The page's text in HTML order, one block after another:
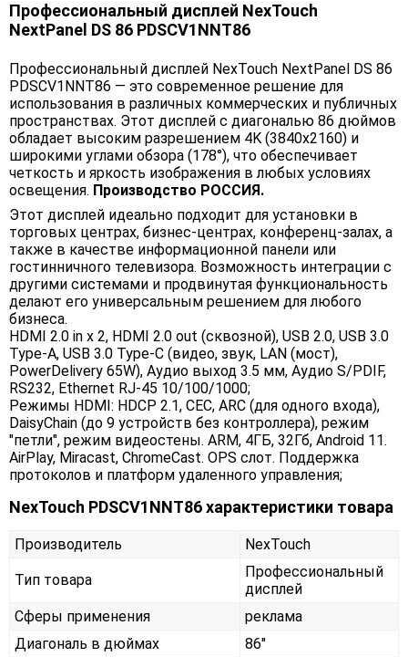
Профессиональный дисплей NexTouch
NextPanel DS 86 PDSCV1NNT86
Профессиональный дисплей NexTouch NextPanel DS 86
PDSCV1NNT86 — это современное решение для
использования в различных коммерческих и публичных
пространствах. Этот дисплей с диагональю 86 дюймов
обладает высоким разрешением 4K (3840x2160) и
широкими углами обзора (178°), что обеспечивает
четкость и яркость изображения в любых условиях
освещения. Производство РОССИЯ.
Этот дисплей идеально подходит для установки в
торговых центрах, бизнес-центрах, конференц-залах, а
также в качестве информационной панели или
гостинничного телевизора. Возможность интеграции с
другими системами и продвинутая функциональность
делают его универсальным решением для любого
бизнеса.
HDMI 2.0 in х 2, HDMI 2.0 out (сквозной), USB 2.0, USB 3.0
Type-A, USB 3.0 Type-C (видео, звук, LAN (мост),
PowerDelivery 65W), Аудио выход 3.5 мм, Аудио S/PDIF,
RS232, Ethernet RJ-45 10/100/1000;
Режимы HDMI: HDCP 2.1, CEC, ARC (для одного входа),
DaisyChain (до 9 устройств без контроллера), режим
"петли", режим видеостены. ARM, 4ГБ, 32Гб, Android 11.
AirPlay, Miracast, ChromeCast. OPS слот. Поддержка
протоколов и платформ удаленного управления;
NexTouch PDSCV1NNT86 характеристики товара
Производитель NexTouch
Тип товара
Профессиональный
дисплей
Сферы применения
реклама
Диагональ в дюймах
86"